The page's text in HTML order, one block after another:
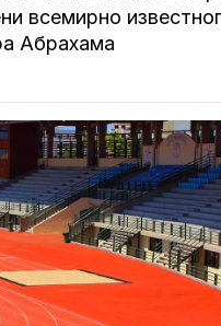
всемирно
Абрахама